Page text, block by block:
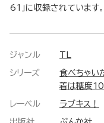
61」に収録されています
ジャンル
シリーズ
食べちゃい
着は糖度
レーベル ラブキス！